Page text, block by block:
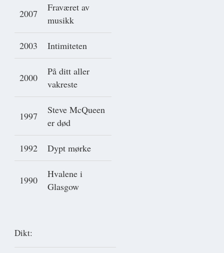
2007
Fraværet av
musikk
2003 Intimiteten
2000
På ditt aller
vakreste
1997
Steve McQueen
er død
1992 Dypt mørke
1990
Hvalene i
Glasgow
Dikt: